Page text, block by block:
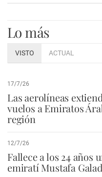
Lo más
VISTO ACTUAL
17/7/26
Las aerolíneas
vuelos a Emiratos
región
12/7/26
Fallece a los 24 años
emiratí Mustafa